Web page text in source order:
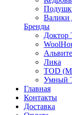
Валики
Бренды
Лика
TOD
Умный
Главная
Контакты
Доставка